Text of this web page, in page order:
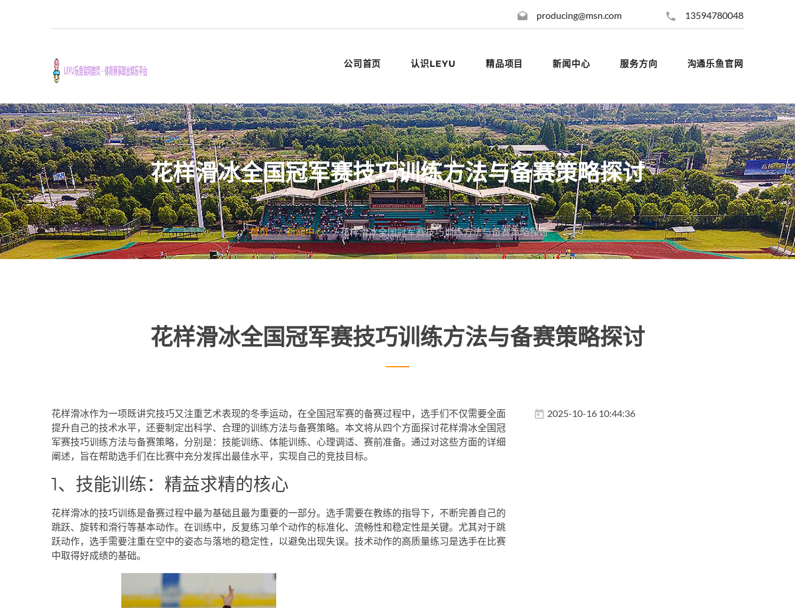
producing@msn.com 13594780048
公司首页 认识LEYU 精品项目 新闻中心 服务方向 沟通乐鱼官网
花样滑冰全国冠军赛技巧训练方法与备赛策略探讨
首页 新闻中心 花样滑冰全国冠军赛技巧训练方法与备赛策略探讨
花样滑冰全国冠军赛技巧训练方法与备赛策略探讨
花样滑冰作为一项既讲究技巧又注重艺术表现的冬季运动，在全国冠军赛的备赛过程中，选手们不仅需要全面
提升自己的技术水平，还要制定出科学、合理的训练方法与备赛策略。本文将从四个方面探讨花样滑冰全国冠
军赛技巧训练方法与备赛策略，分别是：技能训练、体能训练、心理调适、赛前准备。通过对这些方面的详细
阐述，旨在帮助选手们在比赛中充分发挥出最佳水平，实现自己的竞技目标。
1、技能训练：精益求精的核心
花样滑冰的技巧训练是备赛过程中最为基础且最为重要的一部分。选手需要在教练的指导下，不断完善自己的
跳跃、旋转和滑行等基本动作。在训练中，反复练习单个动作的标准化、流畅性和稳定性是关键。尤其对于跳
跃动作，选手需要注重在空中的姿态与落地的稳定性，以避免出现失误。技术动作的高质量练习是选手在比赛
中取得好成绩的基础。
2025-10-16 10:44:36